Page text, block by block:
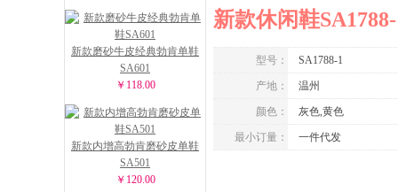
新款磨砂牛皮经典勃肯单鞋
SA601
￥118.00
新款内增高勃肯磨砂皮单鞋
SA501
￥120.00
新款休闲鞋SA1788-
型号： SA1788-1
产地： 温州
颜色：
灰色,黄色
最小订量： 一件代发